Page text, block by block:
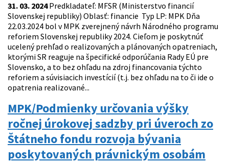
31. 03. 2024Predkladateľ: MFSR (Ministerstvo financií
Slovenskej republiky) Oblasť: financie Typ LP: MPK Dňa
22.03.2024 bol v MPK zverejnený návrh Národného programu
reforiem Slovenskej republiky 2024. Cieľom je poskytnúť
ucelený prehľad o realizovaných a plánovaných opatreniach,
ktorými SR reaguje na špecifické odporúčania Rady EÚ pre
Slovensko, a to bez ohľadu na zdroj financovania týchto
reforiem a súvisiacich investícií (t.j. bez ohľadu na to či ide o
opatrenia realizované...
MPK/Podmienky určovania výšky
ročnej úrokovej sadzby pri úveroch zo
Štátneho fondu rozvoja bývania
poskytovaných právnickým osobám